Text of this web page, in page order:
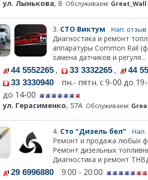
ул. Лынькова, 8 Обслуживаем: Great_Wall
3. СТО Виктум Нап. отзыв
Диагностика и ремонт
аппаратуры Common Rail
замена датчиков и регуля...
44 5552265 , 33 3332265 , 44
33 3330940 пн.- пятн. с 9-00 до
до 14-00
ул. Герасименко, 57А Обслуживаем:
4. Сто "Дизель бел" Нап.
Ремонт и продажа любых
Ремонт дизельных
Диагностика и ремонт
29 6996880 9:00 - 20:00